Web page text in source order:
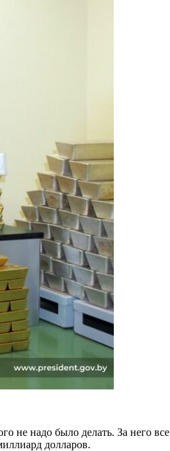
не надо было делать. За него
долларов.